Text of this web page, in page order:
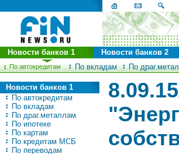
По автокредитам По вкладам По
Новости банков 1 Новости банков 2
Новости банков 1
По автокредитам
По вкладам
По драг.металлам
По ипотеке
По картам
По кредитам МСБ
По переводам